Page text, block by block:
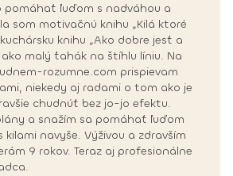
pomáhať ľuďom s nadváhou a
som motivačnú knihu „Kilá ktoré
knihu „Ako dobre jesť a
malý ťahák na štíhlu líniu. Na
rozumne.com prispievam
niekedy aj radami o tom ako je
chudnúť bez jo-jo efektu.
a snažím sa pomáhať ľuďom
kilami navyše. Výživou a zdravším
9 rokov. Teraz aj profesionálne